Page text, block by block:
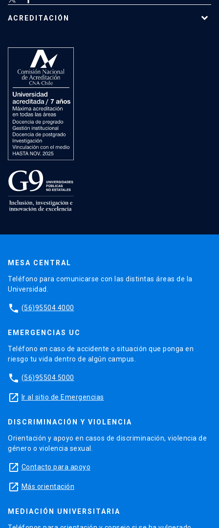
ACREDITACIÓN
MESA CENTRAL
Teléfono para comunicarse con las distintas áreas de la
Universidad.
phone (56)95504 4000
EMERGENCIAS UC
Teléfono en caso de accidente o situación que ponga en
riesgo tu vida dentro de algún campus.
phone (56)95504 5000
launch Ir al sitio de Emergencias
DISCRIMINACIÓN Y VIOLENCIA
Orientación y apoyo en casos de discriminación, violencia de
género o violencia sexual.
launch Contacto para apoyo
launch Más orientación
MEDIACIÓN UNIVERSITARIA